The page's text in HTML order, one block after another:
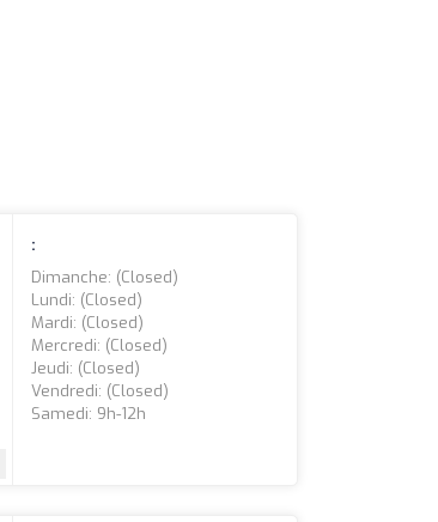
:
Dimanche: (closed)
Lundi: (closed)
Mardi: (closed)
Mercredi: (closed)
Jeudi: (closed)
Vendredi: (closed)
Samedi: 9h-12h